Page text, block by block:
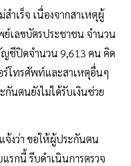
ำเร็จ เนื่องจากสาเหตุผู้
เลขบัตรประชาชน จำนวน
ชีปิดจำนวน 9,613 คน คิด
โทรศัพท์และสาเหตุอื่นๆ
นตนยังไม่ได้รับเงินช่วย
งว่า ขอให้ผู้ประกันตน
รกนี้ รีบดำเนินการตรวจ